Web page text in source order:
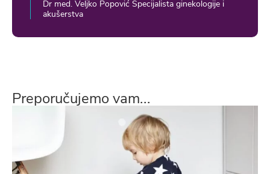
Dr med. Veljko Popović Specijalista ginekologije i
akušerstva
Preporučujemo vam...